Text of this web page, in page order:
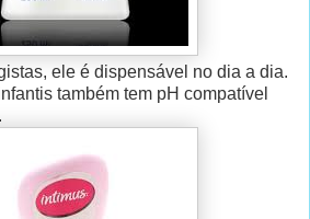
ele é dispensável no dia a dia.
também tem pH compatível